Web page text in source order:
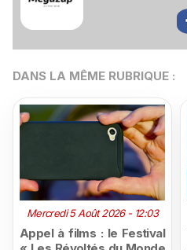
DANS LA MÊME RUBRIQUE :
Mercredi 5 Août 2026 - 12:03
Appel à films : le Festival